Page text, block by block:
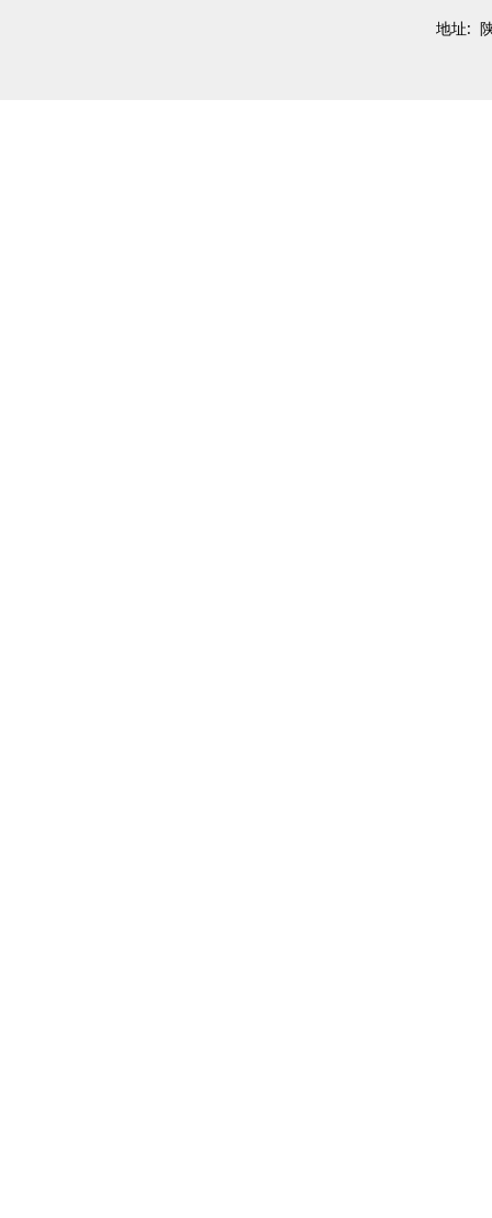
地址: